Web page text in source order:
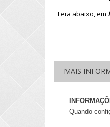
Leia abaixo, em
MAIS
Quando